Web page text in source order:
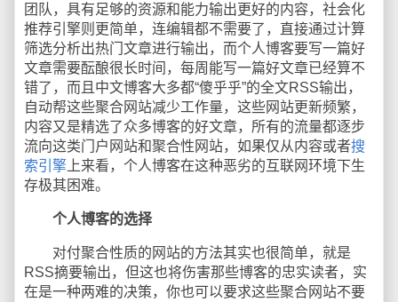
团队，具有足够的资源和能力输出更好的内容，社会化
推荐引擎则更简单，连编辑都不需要了，直接通过计算
筛选分析出热门文章进行输出，而个人博客要写一篇好
文章需要酝酿很长时间，每周能写一篇好文章已经算不
错了，而且中文博客大多都“傻乎乎”的全文RSS输出，
自动帮这些聚合网站减少工作量，这些网站更新频繁，
内容又是精选了众多博客的好文章，所有的流量都逐步
流向这类门户网站和聚合性网站，如果仅从内容或者搜
索引擎 上来看，个人博客在这种恶劣的互联网环境下生
存极其困难。
个人博客的选择
对付聚合性质的网站的方法其实也很简单，就是
RSS摘要输出，但这也将伤害那些博客的忠实读者，实
在是一种两难的决策，你也可以要求这些聚合网站不要